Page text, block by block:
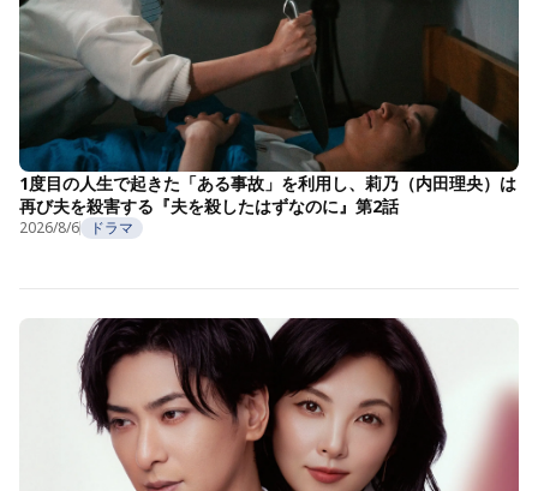
1度目の人生で起きた「ある事故」を利用し、莉乃（内田理央）は
再び夫を殺害する『夫を殺したはずなのに』第2話
2026/8/6 ドラマ